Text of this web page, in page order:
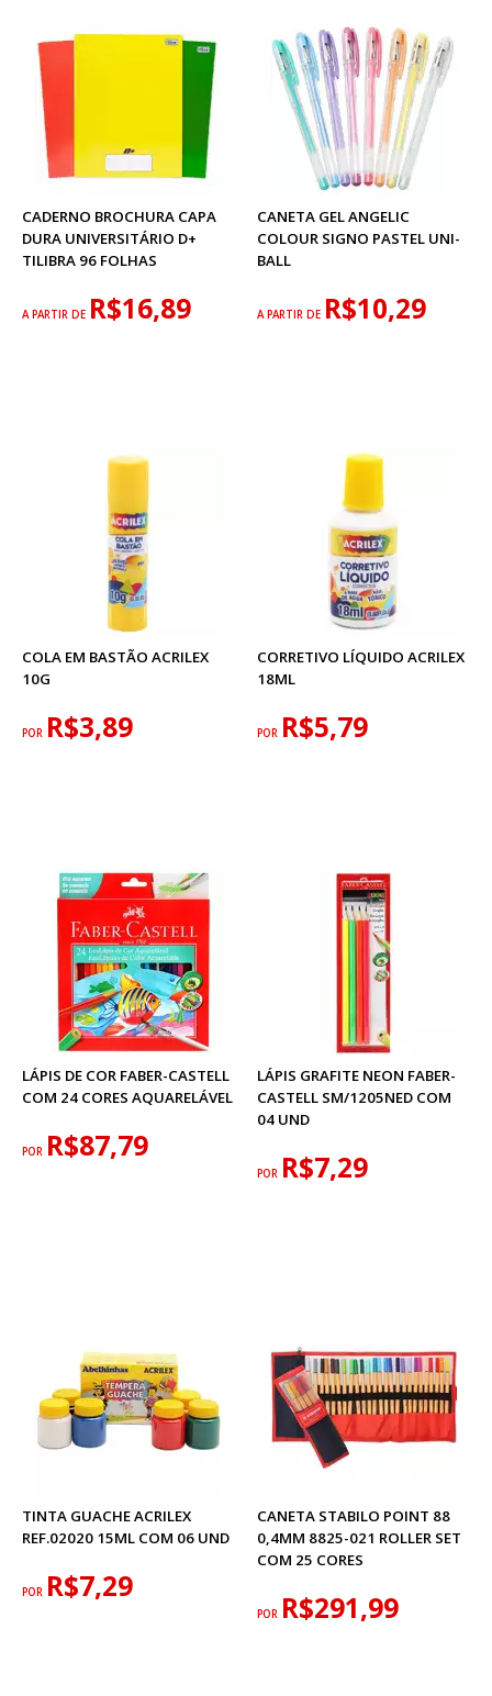
CADERNO BROCHURA CAPA
DURA UNIVERSITÁRIO D+
TILIBRA 96 FOLHAS
A PARTIR DE R$16,89
CANETA GEL ANGELIC
COLOUR SIGNO PASTEL UNI-
BALL
A PARTIR DE R$10,29
COLA EM BASTÃO ACRILEX
10G
POR R$3,89
CORRETIVO LÍQUIDO ACRILEX
18ML
POR R$5,79
LÁPIS DE COR FABER-CASTELL
COM 24 CORES AQUARELÁVEL
POR R$87,79
LÁPIS GRAFITE NEON FABER-
CASTELL SM/1205NED COM
04 UND
POR R$7,29
TINTA GUACHE ACRILEX
REF.02020 15ML COM 06 UND
POR R$7,29
CANETA STABILO POINT 88
0,4MM 8825-021 ROLLER SET
COM 25 CORES
POR R$291,99